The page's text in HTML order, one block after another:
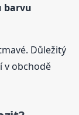
barvu
Důležitý
v obchodě